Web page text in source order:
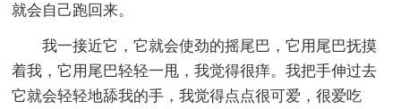
就会自己跑回来。
我一接近它，它就会使劲的摇尾巴，它用尾巴抚摸
着我，它用尾巴轻轻一甩，我觉得很痒。我把手伸过去
它就会轻轻地舔我的手，我觉得点点很可爱，很爱吃